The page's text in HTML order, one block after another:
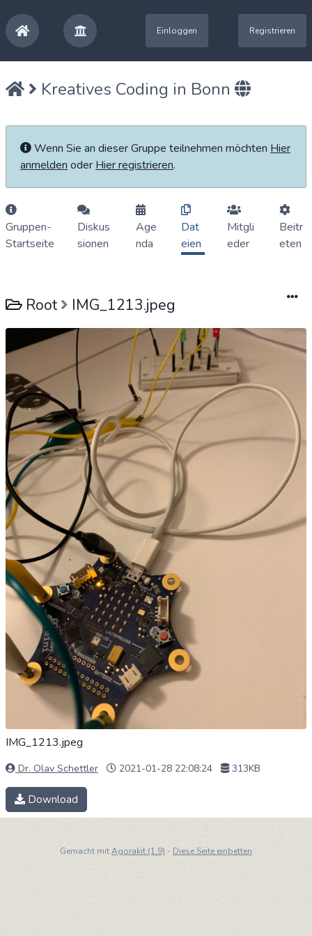
Einloggen Registrieren
Kreatives Coding in Bonn
Wenn Sie an dieser Gruppe teilnehmen möchten Hier
anmelden oder Hier registrieren.
Gruppen-
Startseite
Diskus
sionen
Age
nda
Dat
eien
Mitgli
eder
Beitr
eten
Root IMG_1213.jpeg
IMG_1213.jpeg
Dr. Olav Schettler 2021-01-28 22:08:24 313KB
Download
Gemacht mitAgorakit (1.9) - Diese Seite einbetten